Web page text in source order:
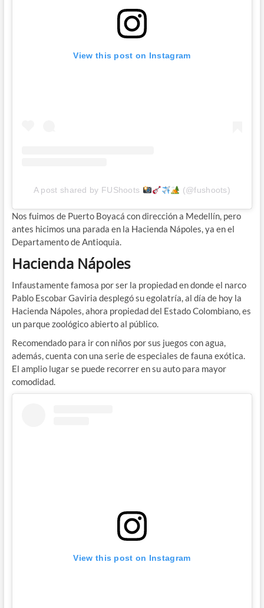
View this post on Instagram
A post shared by FUShoots (@fushoots)
Nos fuimos de Puerto Boyacá con dirección a Medellín, pero
antes hicimos una parada en la Hacienda Nápoles, ya en el
Departamento de Antioquia.
Hacienda Nápoles
Infaustamente famosa por ser la propiedad en donde el narco
Pablo Escobar Gaviria desplegó su egolatría, al día de hoy la
Hacienda Nápoles, ahora propiedad del Estado Colombiano, es
un parque zoológico abierto al público.
Recomendado para ir con niños por sus juegos con agua,
además, cuenta con una serie de especiales de fauna exótica.
El amplio lugar se puede recorrer en su auto para mayor
comodidad.
View this post on Instagram